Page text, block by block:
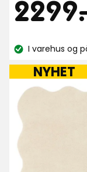
Pris
2299.
Lagerbalanse:
I varehus og
NYHET